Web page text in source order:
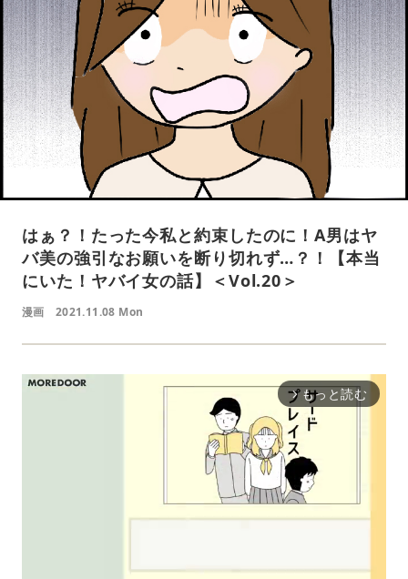
はぁ？！たった今私と約束したのに！A男はヤ
バ美の強引なお願いを断り切れず…？！【本当
にいた！ヤバイ女の話】＜Vol.20＞
漫画 2021.11.08 Mon
arrow_forward_ios もっと読む